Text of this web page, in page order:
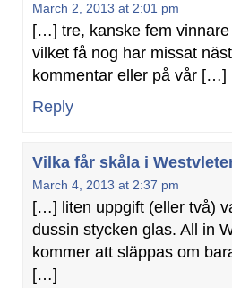
March 2, 2013 at 2:01 pm
[…] tre, kanske fem
vilket få nog har missat
kommentar eller på vår […]
Reply
Vilka får skåla i
March 4, 2013 at 2:37 pm
[…] liten uppgift (eller två)
dussin stycken glas. All in
kommer att släppas om
[…]